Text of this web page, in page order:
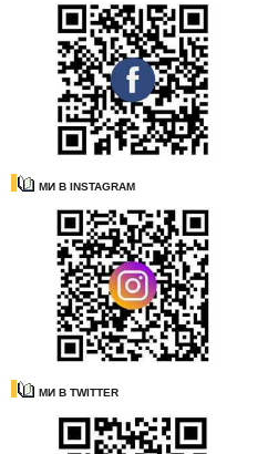
МИ В INSTAGRAM
МИ В TWITTER